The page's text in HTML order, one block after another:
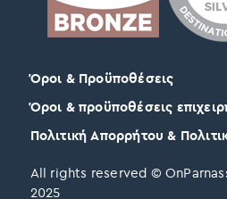
All rights reserved ©
2025
Όροι & Προϋποθέσεις
Όροι & προϋποθέσεις
Πολιτική Απορρήτου &